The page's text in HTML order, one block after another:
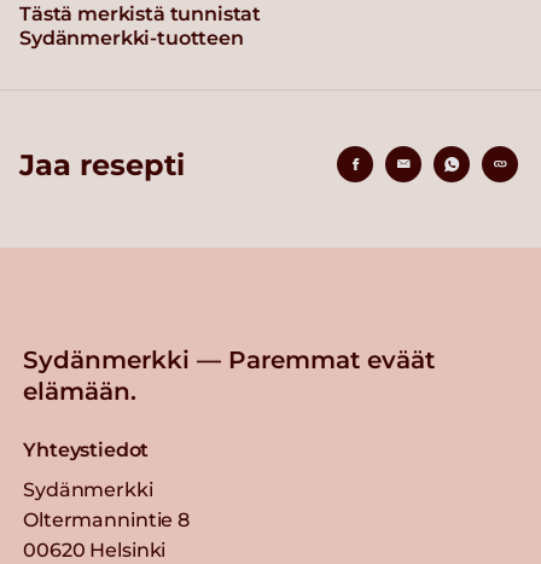
Tästä merkistä tunnistat
Sydänmerkki-tuotteen
Jaa resepti
Sydänmerkki — Paremmat eväät
elämään.
Yhteystiedot
Sydänmerkki
Oltermannintie 8
00620 Helsinki